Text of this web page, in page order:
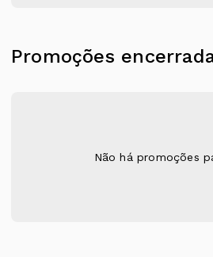
Promoções
Não há promoções